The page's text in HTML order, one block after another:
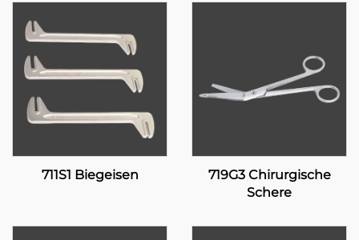
711S1 Biegeisen
719G3 Chirurgische
Schere